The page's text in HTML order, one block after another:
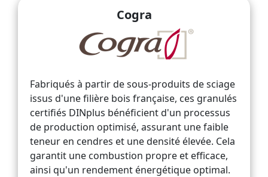
Cogra
Fabriqués à partir de sous-produits de sciage
issus d'une filière bois française, ces granulés
certifiés DINplus bénéficient d'un processus
de production optimisé, assurant une faible
teneur en cendres et une densité élevée. Cela
garantit une combustion propre et efficace,
ainsi qu'un rendement énergétique optimal.